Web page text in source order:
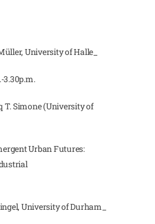
University of Halle_
3.30p.m.
T. Simone (University of
Urban Futures:
University of Durham_